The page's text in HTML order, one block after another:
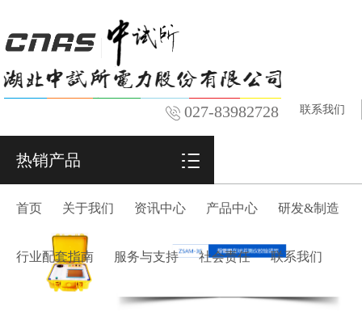
027-83982728 联系我们
热销产品
首页 关于我们 资讯中心 产品中心 研发&制造
行业配套指南 服务与支持 社会责任 联系我们